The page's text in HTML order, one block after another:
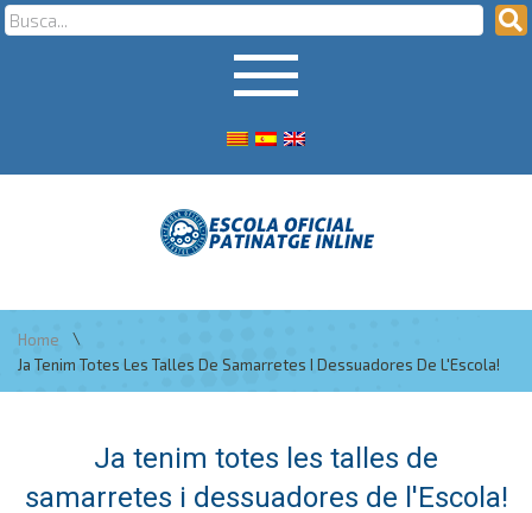
Home
\
Ja Tenim Totes Les Talles De Samarretes I Dessuadores De L'Escola!
Ja tenim totes les talles de
samarretes i dessuadores de l'Escola!